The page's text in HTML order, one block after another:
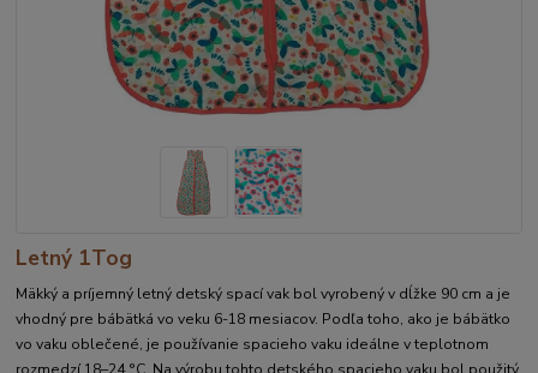
Letný 1Tog
Mäkký a príjemný letný detský spací vak bol vyrobený v dĺžke 90 cm a je
vhodný pre bábätká vo veku 6-18 mesiacov. Podľa toho, ako je bábätko
vo vaku oblečené, je používanie spacieho vaku ideálne v teplotnom